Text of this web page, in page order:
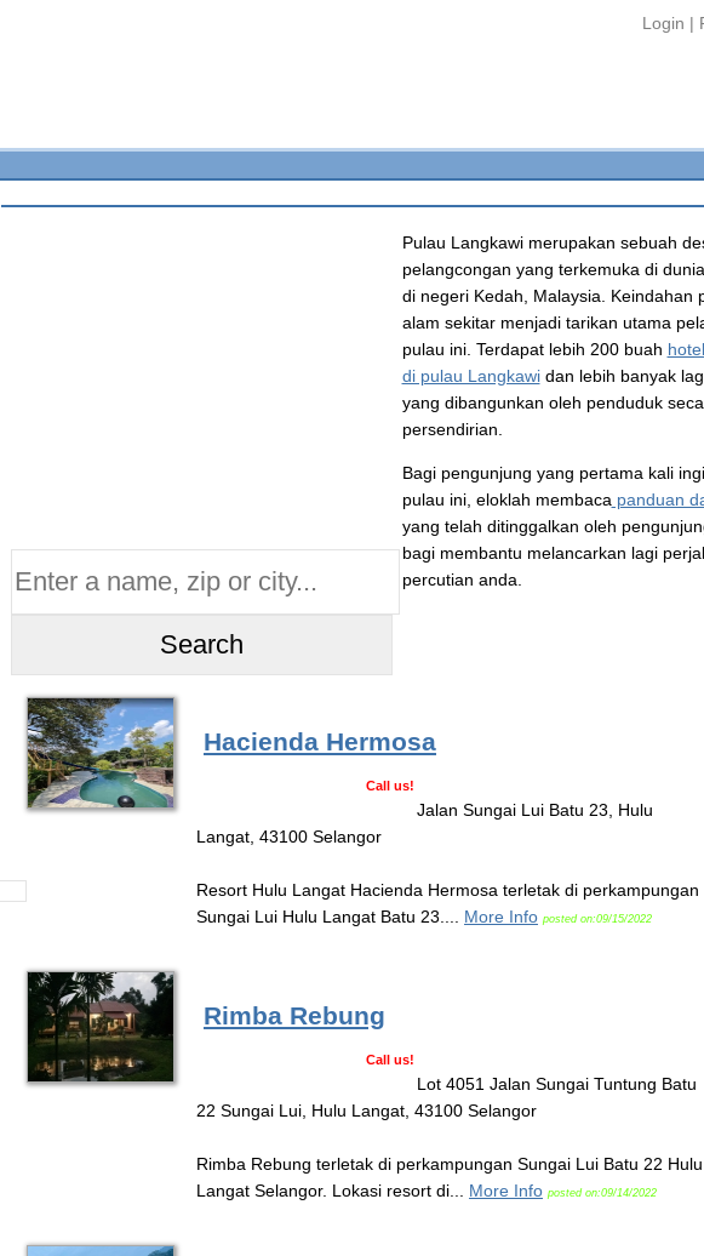
Login |
Pulau Langkawi merupakan sebuah
pelangcongan yang terkemuka di
di negeri Kedah, Malaysia. Keindahan
alam sekitar menjadi tarikan utama
pulau ini. Terdapat lebih 200 buah
di pulau Langkawidan lebih banyak
yang dibangunkan oleh penduduk
persendirian.
Bagi pengunjung yang pertama kali
pulau ini, eloklah membaca panduan
yang telah ditinggalkan oleh
bagi membantu melancarkan lagi
percutian anda.
Hacienda Hermosa
Call us!
Jalan Sungai Lui Batu 23, Hulu
Langat, 43100 Selangor
Resort Hulu Langat Hacienda Hermosa terletak di perkampungan
Sungai Lui Hulu Langat Batu 23.... More Info posted on:09/15/2022
Rimba Rebung
Call us!
Lot 4051 Jalan Sungai Tuntung Batu
22 Sungai Lui, Hulu Langat, 43100 Selangor
Rimba Rebung terletak di perkampungan Sungai Lui Batu 22 Hulu
Langat Selangor. Lokasi resort di... More Info posted on:09/14/2022